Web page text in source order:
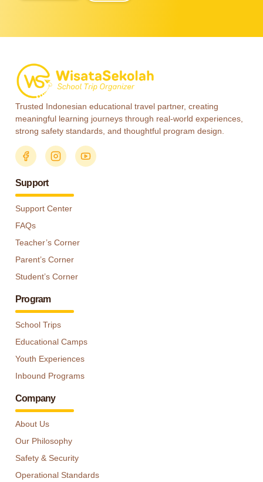
Trusted Indonesian educational travel partner, creating
meaningful learning journeys through real-world experiences,
strong safety standards, and thoughtful program design.
Support
Support Center
FAQs
Teacher’s Corner
Parent’s Corner
Student’s Corner
Program
School Trips
Educational Camps
Youth Experiences
Inbound Programs
Company
About Us
Our Philosophy
Safety & Security
Operational Standards